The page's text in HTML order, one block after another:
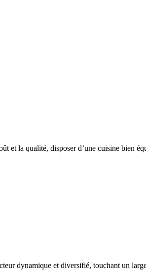
et la qualité, disposer d’une cuisine bien
dynamique et diversifié, touchant un